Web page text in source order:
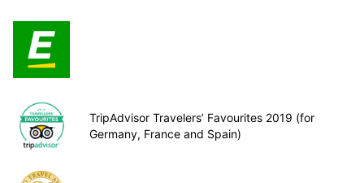
TripAdvisor Travelers’ Favourites 2019 (for
Germany, France and Spain)